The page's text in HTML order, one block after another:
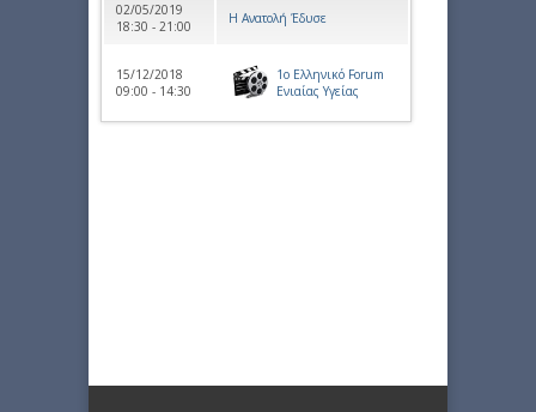
02/05/2019
18:30 - 21:00
Η Ανατολή Έδυσε
15/12/2018
09:00 - 14:30
1ο Ελληνικό Forum
Ενιαίας Υγείας